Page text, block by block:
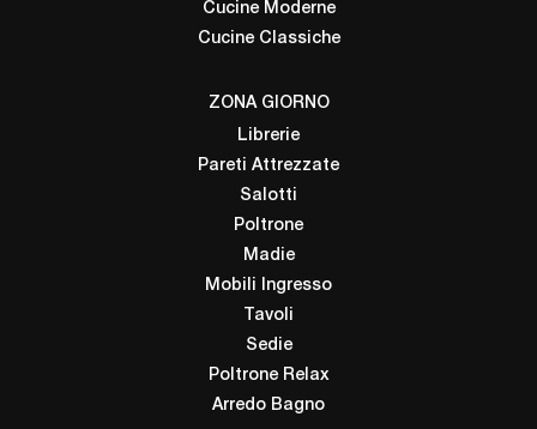
Cucine Moderne
Cucine Classiche
ZONA GIORNO
Librerie
Pareti Attrezzate
Salotti
Poltrone
Madie
Mobili Ingresso
Tavoli
Sedie
Poltrone Relax
Arredo Bagno